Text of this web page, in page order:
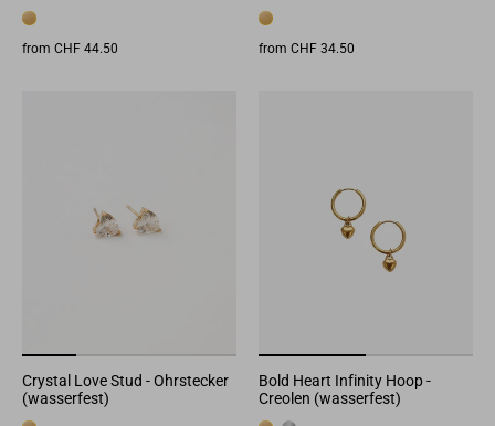
from CHF 44.50 from CHF 34.50
Crystal Love Stud - Ohrstecker
(wasserfest)
Bold Heart Infinity Hoop -
Creolen (wasserfest)